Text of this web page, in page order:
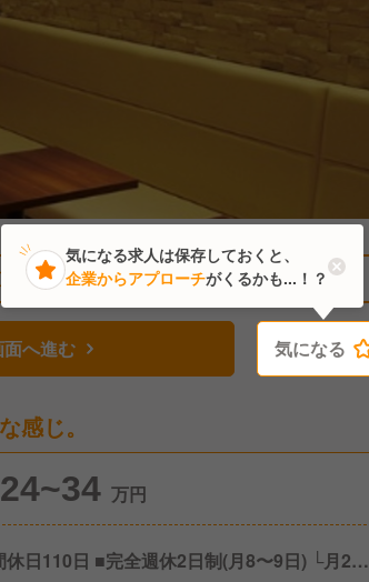
17人がこの求人を検討中
へ進む 気になる
感じ。
24~34 万円
休日110日 ■完全週休2日制(月8〜9日) └月2回
気になる
気になる求人は保存しておくと、
企業からアプローチがくるかも...！？